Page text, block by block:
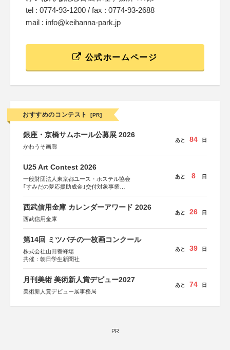
tel : 0774-93-1200 / fax : 0774-93-2688
mail : info@keihanna-park.jp
公式ホームページ
おすすめのコンテスト [PR]
銀座・京橋サムホール公募展 2026
かわうそ画廊
あと 84 日
U25 Art Contest 2026
一般財団法人東京都ユース・ホステル協会
｢すみだの夢応援助成金｣交付対象事業
あと 8 日
西武信用金庫 カレンダーアワード 2026
西武信用金庫
あと 26 日
第14回 ミツバチの一枚画コンクール
株式会社山田養蜂場
共催：朝日学生新聞社
あと 39 日
月刊美術 美術新人賞デビュー2027
美術新人賞デビュー展事務局
あと 74 日
PR